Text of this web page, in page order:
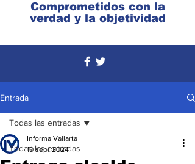
Comprometidos con la
verdad y la objetividad
Entrada
Todas las entradas
Todas las entradas
Informa Vallarta
10 sept 2024